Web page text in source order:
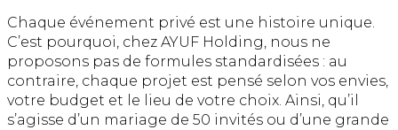
Chaque événement privé est une histoire unique.
C’est pourquoi, chez AYUF Holding, nous ne
proposons pas de formules standardisées : au
contraire, chaque projet est pensé selon vos envies,
votre budget et le lieu de votre choix. Ainsi, qu’il
s’agisse d’un mariage de 50 invités ou d’une grande